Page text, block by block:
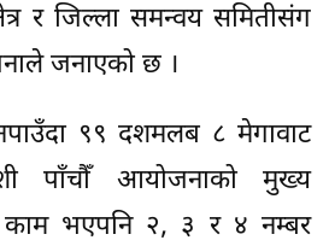
र जिल्ला समन्वय समितीसंग
जनाएको छ ।
९९ दशमलब ८ मेगावाट
पाँचौँ आयोजनाको मुख्य
काम भएपनि २, ३ र ४ नम्बर